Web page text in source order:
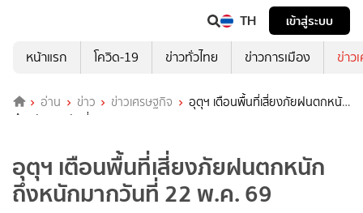
TH
เข้าสู่ระบบ
หน้าแรก
โควิด-19 ข่าวทั่วไทย ข่าวการเมือง ข่าว
อ่าน ข่าว ข่าวเศรษฐกิจ
อุตุฯ เตือนพื้นที่เสี่ยงภัยฝนตกหนัก
ถึงหนักมากวันที่ 22 พ.ค. 69
อุตุฯ เตือนพื้นที่เสี่ยงภัยฝนตกหนัก
ถึงหนักมากวันที่ 22 พ.ค. 69